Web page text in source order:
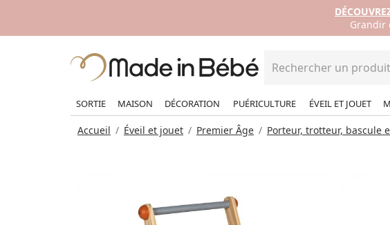
Grandir
SORTIE MAISON DÉCORATION PUÉRICULTURE ÉVEIL ET JOUET
Accueil Éveil et jouet Premier Âge Porteur, trotteur, bascule